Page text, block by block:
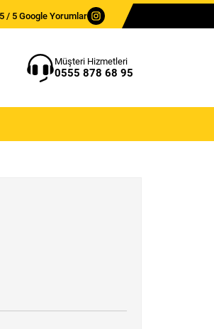
5 / 5 Google Yorumlar
Müşteri Hizmetleri
0555 878 68 95